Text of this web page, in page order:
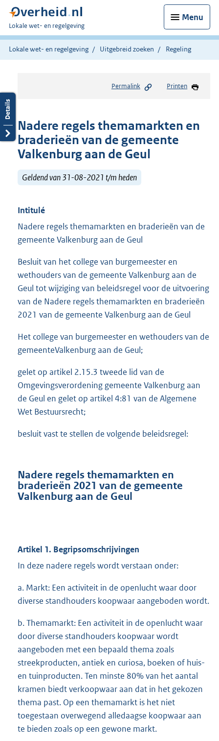
Menu
U
bent
hier:
Lokale wet- en regelgeving
Lokale wet- en regelgeving Uitgebreid zoeken Regeling
Permalink Printen
Nadere regels themamarkten en
braderieën van de gemeente
Valkenburg aan de Geul
Geldend van 31-08-2021 t/m heden
Intitulé
Nadere regels themamarkten en braderieën van de
gemeente Valkenburg aan de Geul
Besluit van het college van burgemeester en
wethouders van de gemeente Valkenburg aan de
Geul tot wijziging van beleidsregel voor de uitvoering
van de Nadere regels themamarkten en braderieën
2021 van de gemeente Valkenburg aan de Geul
Het college van burgemeester en wethouders van de
gemeenteValkenburg aan de Geul;
gelet op artikel 2.15.3 tweede lid van de
Omgevingsverordening gemeente Valkenburg aan
de Geul en gelet op artikel 4:81 van de Algemene
Wet Bestuursrecht;
besluit vast te stellen de volgende beleidsregel:
Nadere regels themamarkten en
braderieën 2021 van de gemeente
Valkenburg aan de Geul
Artikel 1. Begripsomschrijvingen
In deze nadere regels wordt verstaan onder:
a. Markt: Een activiteit in de openlucht waar door
diverse standhouders koopwaar aangeboden wordt.
b. Themamarkt: Een activiteit in de openlucht waar
door diverse standhouders koopwaar wordt
aangeboden met een bepaald thema zoals
streekproducten, antiek en curiosa, boeken of huis-
en tuinproducten. Ten minste 80% van het aantal
kramen biedt verkoopwaar aan dat in het gekozen
thema past. Op een themamarkt is het niet
toegestaan overwegend alledaagse koopwaar aan
te bieden zoals op een gewone markt.